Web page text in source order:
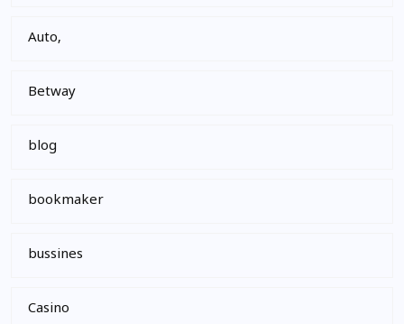
Auto,
Betway
blog
bookmaker
bussines
Casino